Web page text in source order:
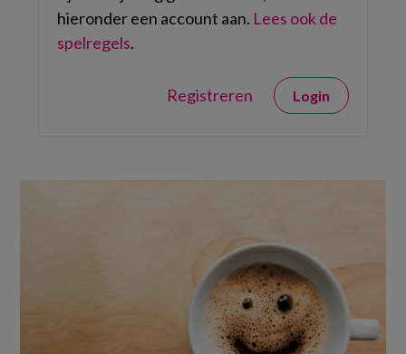
hieronder een account aan. Lees ook de
spelregels.
Registreren Login